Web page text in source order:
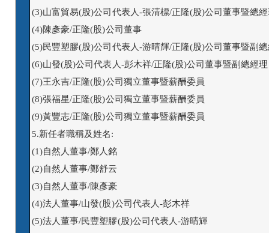
(3)山富貿易(股)公司代表人-張清標/正隆(股)公司董事暨總
(4)陳彥豪/正隆(股)公司董事
(5)民豐塑膠(股)公司代表人-游晴輝/正隆(股)公司董事暨副
(6)山發(股)公司代表人-彭木祥/正隆(股)公司董事暨副總經理
(7)王永吉/正隆(股)公司獨立董事暨薪酬委員
(8)張福星/正隆(股)公司獨立董事暨薪酬委員
(9)黃豐志/正隆(股)公司獨立董事暨薪酬委員
5.新任者職稱及姓名:
(1)自然人董事/鄭人銘
(2)自然人董事/鄭舒云
(3)自然人董事/陳彥豪
(4)法人董事/山發(股)公司代表人-彭木祥
(5)法人董事/民豐塑膠(股)公司代表人-游晴輝